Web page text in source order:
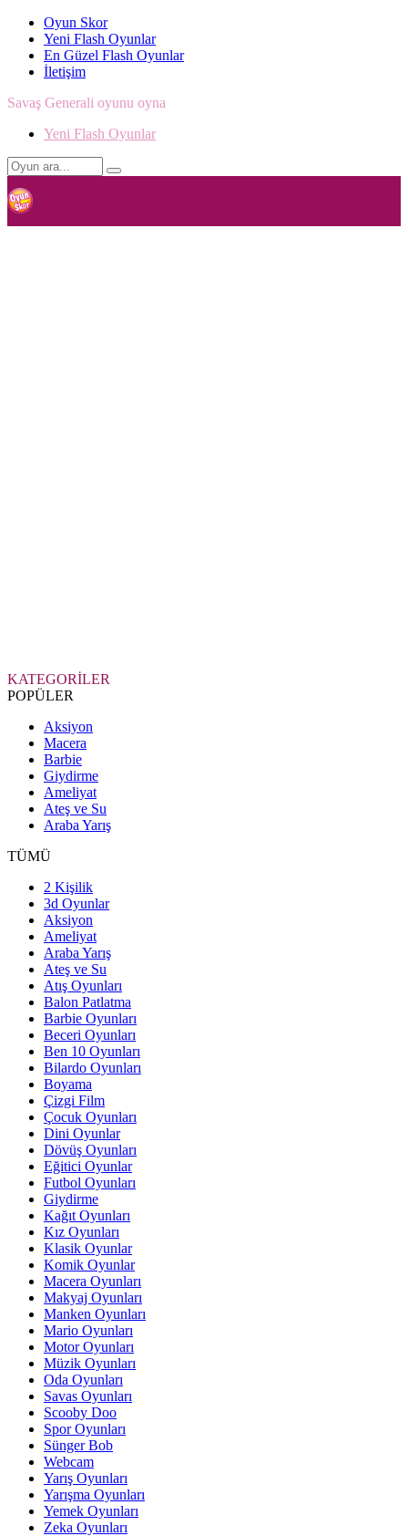
Oyun Skor
Yeni Flash Oyunlar
En Güzel Flash Oyunlar
İletişim
Savaş Generali oyunu oyna
Yeni Flash Oyunlar
KATEGORİLER
POPÜLER
Aksiyon
Macera
Barbie
Giydirme
Ameliyat
Ateş ve Su
Araba Yarış
TÜMÜ
2 Kişilik
3d Oyunlar
Aksiyon
Ameliyat
Araba Yarış
Ateş ve Su
Atış Oyunları
Balon Patlatma
Barbie Oyunları
Beceri Oyunları
Ben 10 Oyunları
Bilardo Oyunları
Boyama
Çizgi Film
Çocuk Oyunları
Dini Oyunlar
Dövüş Oyunları
Eğitici Oyunlar
Futbol Oyunları
Giydirme
Kağıt Oyunları
Kız Oyunları
Klasik Oyunlar
Komik Oyunlar
Macera Oyunları
Makyaj Oyunları
Manken Oyunları
Mario Oyunları
Motor Oyunları
Müzik Oyunları
Oda Oyunları
Savas Oyunları
Scooby Doo
Spor Oyunları
Sünger Bob
Webcam
Yarış Oyunları
Yarışma Oyunları
Yemek Oyunları
Zeka Oyunları